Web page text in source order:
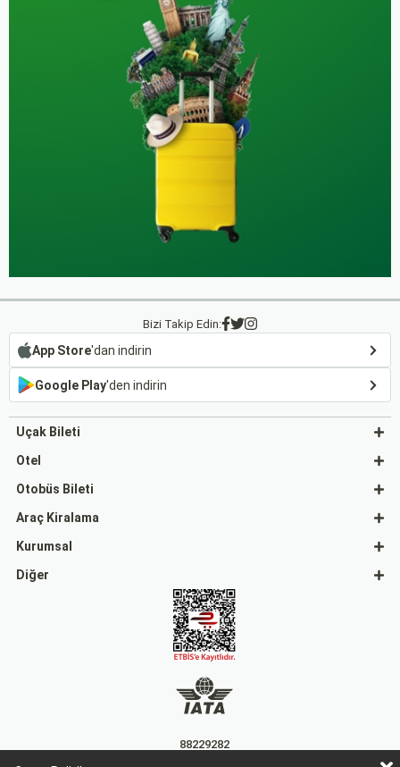
Bizi Takip Edin:
App Store'dan indirin
Google Play'den indirin
Uçak Bileti
Otel
Otobüs Bileti
Araç Kiralama
Kurumsal
Diğer
88229282